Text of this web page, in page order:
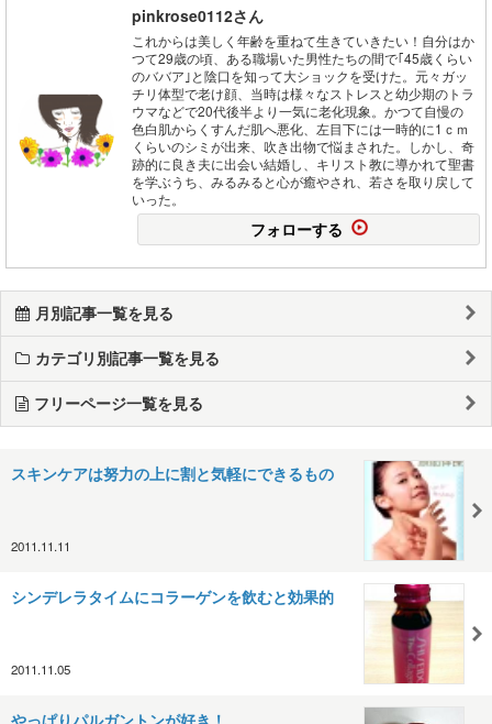
pinkrose0112さん
これからは美しく年齢を重ねて生きていきたい！自分はか
つて29歳の頃、ある職場いた男性たちの間で｢45歳くらい
のババア｣と陰口を知って大ショックを受けた。元々ガッ
チリ体型で老け顔、当時は様々なストレスと幼少期のトラ
ウマなどで20代後半より一気に老化現象。かつて自慢の
色白肌からくすんだ肌へ悪化、左目下には一時的に1ｃｍ
くらいのシミが出来、吹き出物で悩まされた。しかし、奇
跡的に良き夫に出会い結婚し、キリスト教に導かれて聖書
を学ぶうち、みるみると心が癒やされ、若さを取り戻して
いった。
フォローする
月別記事一覧を見る
カテゴリ別記事一覧を見る
フリーページ一覧を見る
スキンケアは努力の上に割と気軽にできるもの
2011.11.11
シンデレラタイムにコラーゲンを飲むと効果的
2011.11.05
やっぱりパルガントンが好き！